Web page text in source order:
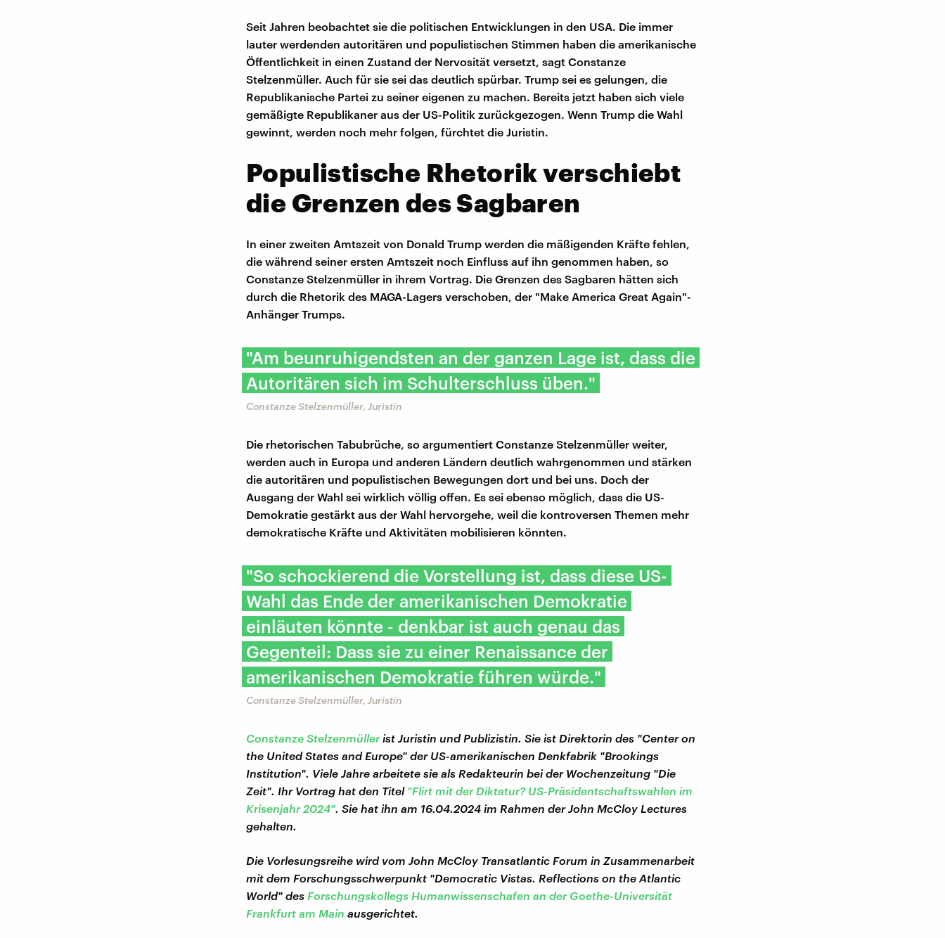
Seit Jahren beobachtet sie die politischen Entwicklungen in den USA. Die immer
lauter werdenden autoritären und populistischen Stimmen haben die amerikanische
Öffentlichkeit in einen Zustand der Nervosität versetzt, sagt Constanze
Stelzenmüller. Auch für sie sei das deutlich spürbar. Trump sei es gelungen, die
Republikanische Partei zu seiner eigenen zu machen. Bereits jetzt haben sich viele
gemäßigte Republikaner aus der US-Politik zurückgezogen. Wenn Trump die Wahl
gewinnt, werden noch mehr folgen, fürchtet die Juristin.
Populistische Rhetorik verschiebt
die Grenzen des Sagbaren
In einer zweiten Amtszeit von Donald Trump werden die mäßigenden Kräfte fehlen,
die während seiner ersten Amtszeit noch Einfluss auf ihn genommen haben, so
Constanze Stelzenmüller in ihrem Vortrag. Die Grenzen des Sagbaren hätten sich
durch die Rhetorik des MAGA-Lagers verschoben, der "Make America Great Again"-
Anhänger Trumps.
"Am beunruhigendsten an der ganzen Lage ist, dass die
Autoritären sich im Schulterschluss üben."
Constanze Stelzenmüller, Juristin
Die rhetorischen Tabubrüche, so argumentiert Constanze Stelzenmüller weiter,
werden auch in Europa und anderen Ländern deutlich wahrgenommen und stärken
die autoritären und populistischen Bewegungen dort und bei uns. Doch der
Ausgang der Wahl sei wirklich völlig offen. Es sei ebenso möglich, dass die US-
Demokratie gestärkt aus der Wahl hervorgehe, weil die kontroversen Themen mehr
demokratische Kräfte und Aktivitäten mobilisieren könnten.
"So schockierend die Vorstellung ist, dass diese US-
Wahl das Ende der amerikanischen Demokratie
einläuten könnte - denkbar ist auch genau das
Gegenteil: Dass sie zu einer Renaissance der
amerikanischen Demokratie führen würde."
Constanze Stelzenmüller, Juristin
Constanze Stelzenmüllerist Juristin und Publizistin. Sie ist Direktorin des "Center on
the United States and Europe" der US-amerikanischen Denkfabrik "Brookings
Institution". Viele Jahre arbeitete sie als Redakteurin bei der Wochenzeitung "Die
Zeit". Ihr Vortrag hat den Titel "Flirt mit der Diktatur? US-Präsidentschaftswahlen im
Krisenjahr 2024". Sie hat ihn am 16.04.2024 im Rahmen der John McCloy Lectures
gehalten.
Die Vorlesungsreihe wird vom John McCloy Transatlantic Forum in Zusammenarbeit
mit dem Forschungsschwerpunkt "Democratic Vistas. Reflections on the Atlantic
World" des Forschungskollegs Humanwissenschafen an der Goethe-Universität
Frankfurt am Main ausgerichtet.